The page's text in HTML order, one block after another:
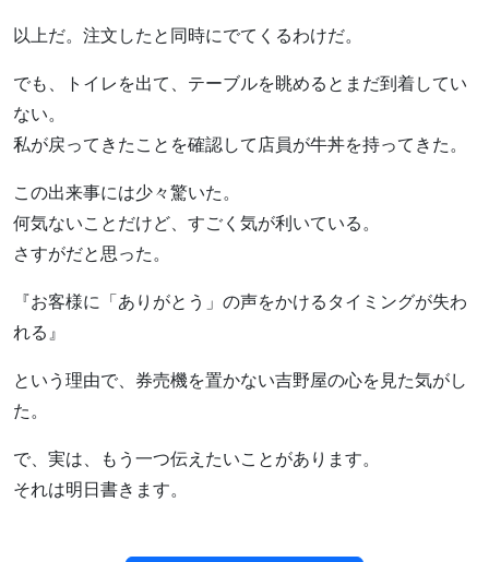
以上だ。注文したと同時にでてくるわけだ。
でも、トイレを出て、テーブルを眺めるとまだ到着してい
ない。
私が戻ってきたことを確認して店員が牛丼を持ってきた。
この出来事には少々驚いた。
何気ないことだけど、すごく気が利いている。
さすがだと思った。
『お客様に「ありがとう」の声をかけるタイミングが失わ
れる』
という理由で、券売機を置かない吉野屋の心を見た気がし
た。
で、実は、もう一つ伝えたいことがあります。
それは明日書きます。